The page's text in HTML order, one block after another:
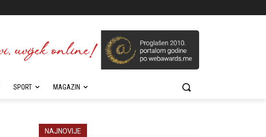
SPORT MAGAZIN
NAJNOVIJE